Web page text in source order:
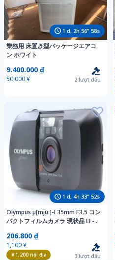
1 d, 2h 56" 56s
業務用 床置き型パッケージエアコ
ン ホワイト
9.400.000 ₫
50,000 ¥ 2 lượt đấu
1 d, 4h 33" 50s
Olympus μ[mju:]-I 35mm F3.5 コン
パクトフィルムカメラ 現状品 EF-
206.800 ₫
1,100 ¥
￥1,200nội địa 3 lượt đấu